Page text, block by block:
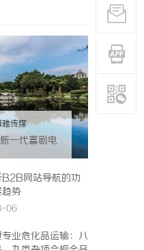
雅传媒
一代喜剧电
B2B网站导航的功
趋势
06
业危化品运输：八